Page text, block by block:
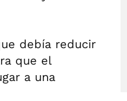
debía reducir
que el
a una